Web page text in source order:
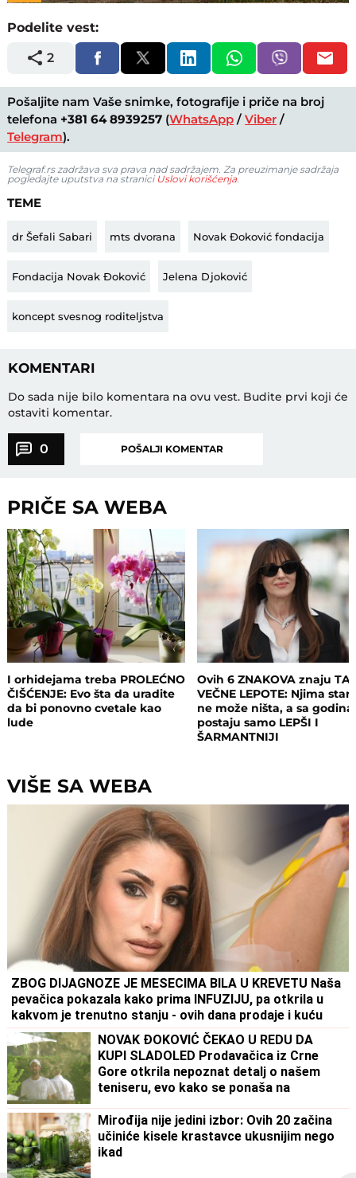
Podelite vest:
2
Pošaljite nam Vaše snimke, fotografije i priče na broj
telefona +381 64 8939257 (WhatsApp /Viber /
Telegram).
Telegraf.rs zadržava sva prava nad sadržajem. Za preuzimanje sadržaja
pogledajte uputstva na stranici Uslovi korišćenja.
TEME
dr Šefali Sabari mts dvorana Novak Đoković fondacija
Fondacija Novak Đoković Jelena Djoković
koncept svesnog roditeljstva
KOMENTARI
Do sada nije bilo komentara na ovu vest. Budite prvi koji će
ostaviti komentar.
0 POŠALJI KOMENTAR
PRIČE SA WEBA
I orhidejama treba PROLEĆNO
ČIŠĆENJE: Evo šta da uradite
da bi ponovno cvetale kao
lude
Ovih 6 ZNAKOVA znaju
VEČNE LEPOTE: Njima
ne može ništa, a sa
postaju samo LEPŠI I
ŠARMANTNIJI
VIŠE SA WEBA
ZBOG DIJAGNOZE JE MESECIMA BILA U KREVETU Naša
pevačica pokazala kako prima INFUZIJU, pa otkrila u
kakvom je trenutno stanju - ovih dana prodaje i kuću
NOVAK ĐOKOVIĆ ČEKAO U REDU DA
KUPI SLADOLED Prodavačica iz Crne
Gore otkrila nepoznat detalj o našem
teniseru, evo kako se ponaša na
Mirođija nije jedini izbor: Ovih 20 začina
učiniće kisele krastavce ukusnijim nego
ikad